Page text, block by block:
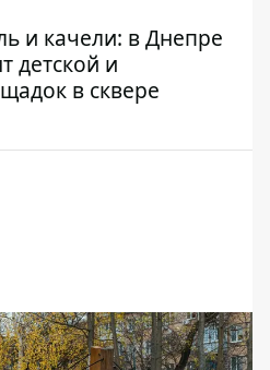
и качели: в Днепре
детской и
в сквере